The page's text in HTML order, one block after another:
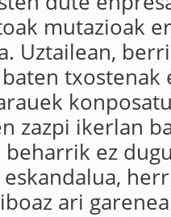
mutazioak
Uztailean,
txostenak
zazpi ikerlan
beharrik ez
eskandalua,
ari